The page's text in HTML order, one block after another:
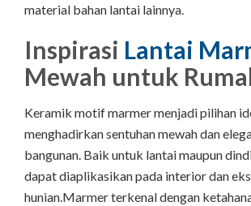
material bahan lantai lainnya.
Inspirasi Lantai
Mewah untuk
Keramik motif marmer menjadi pilihan
menghadirkan sentuhan mewah dan
bangunan. Baik untuk lantai maupun
dapat diaplikasikan pada interior dan
hunian.Marmer terkenal dengan